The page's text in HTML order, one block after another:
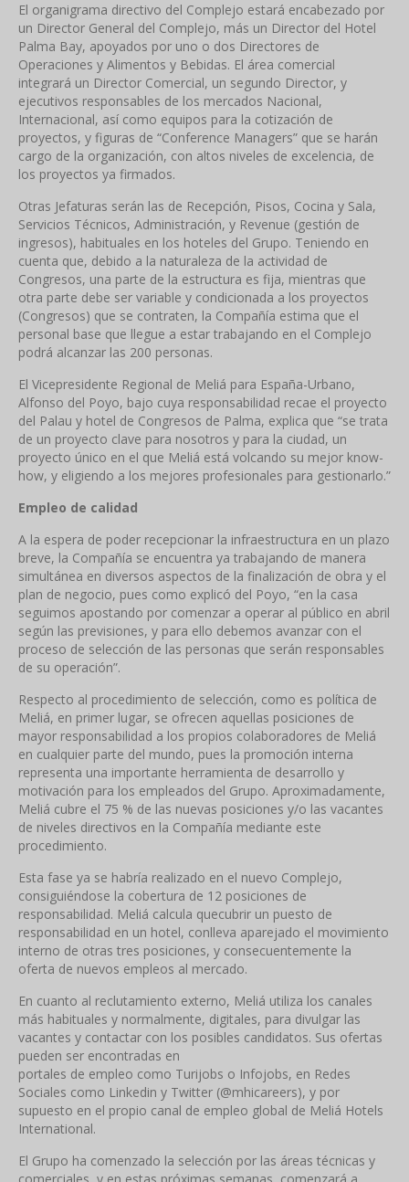
El organigrama directivo del Complejo estará encabezado por
un Director General del Complejo, más un Director del Hotel
Palma Bay, apoyados por uno o dos Directores de
Operaciones y Alimentos y Bebidas. El área comercial
integrará un Director Comercial, un segundo Director, y
ejecutivos responsables de los mercados Nacional,
Internacional, así como equipos para la cotización de
proyectos, y figuras de “Conference Managers” que se harán
cargo de la organización, con altos niveles de excelencia, de
los proyectos ya firmados.
Otras Jefaturas serán las de Recepción, Pisos, Cocina y Sala,
Servicios Técnicos, Administración, y Revenue (gestión de
ingresos), habituales en los hoteles del Grupo. Teniendo en
cuenta que, debido a la naturaleza de la actividad de
Congresos, una parte de la estructura es fija, mientras que
otra parte debe ser variable y condicionada a los proyectos
(Congresos) que se contraten, la Compañía estima que el
personal base que llegue a estar trabajando en el Complejo
podrá alcanzar las 200 personas.
El Vicepresidente Regional de Meliá para España-Urbano,
Alfonso del Poyo, bajo cuya responsabilidad recae el proyecto
del Palau y hotel de Congresos de Palma, explica que “se trata
de un proyecto clave para nosotros y para la ciudad, un
proyecto único en el que Meliá está volcando su mejor know-
how, y eligiendo a los mejores profesionales para gestionarlo.”
Empleo de calidad
A la espera de poder recepcionar la infraestructura en un plazo
breve, la Compañía se encuentra ya trabajando de manera
simultánea en diversos aspectos de la finalización de obra y el
plan de negocio, pues como explicó del Poyo, “en la casa
seguimos apostando por comenzar a operar al público en abril
según las previsiones, y para ello debemos avanzar con el
proceso de selección de las personas que serán responsables
de su operación”.
Respecto al procedimiento de selección, como es política de
Meliá, en primer lugar, se ofrecen aquellas posiciones de
mayor responsabilidad a los propios colaboradores de Meliá
en cualquier parte del mundo, pues la promoción interna
representa una importante herramienta de desarrollo y
motivación para los empleados del Grupo. Aproximadamente,
Meliá cubre el 75 % de las nuevas posiciones y/o las vacantes
de niveles directivos en la Compañía mediante este
procedimiento.
Esta fase ya se habría realizado en el nuevo Complejo,
consiguiéndose la cobertura de 12 posiciones de
responsabilidad. Meliá calcula quecubrir un puesto de
responsabilidad en un hotel, conlleva aparejado el movimiento
interno de otras tres posiciones, y consecuentemente la
oferta de nuevos empleos al mercado.
En cuanto al reclutamiento externo, Meliá utiliza los canales
más habituales y normalmente, digitales, para divulgar las
vacantes y contactar con los posibles candidatos. Sus ofertas
pueden ser encontradas en
portales de empleo como Turijobs o Infojobs, en Redes
Sociales como Linkedin y Twitter (@mhicareers), y por
supuesto en el propio canal de empleo global de Meliá Hotels
International.
El Grupo ha comenzado la selección por las áreas técnicas y